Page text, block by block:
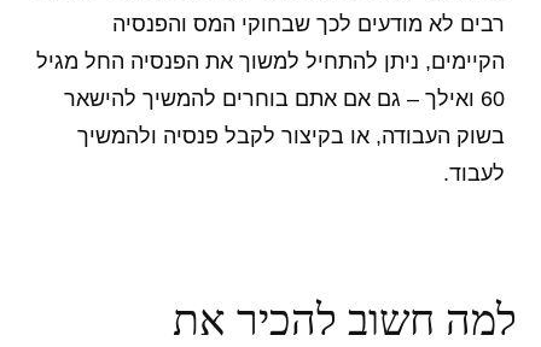
רבים לא מודעים לכך שבחוקי המס והפנסיה
הקיימים, ניתן להתחיל למשוך את הפנסיה החל מגיל
60 ואילך – גם אם אתם בוחרים להמשיך להישאר
בשוק העבודה, או בקיצור לקבל פנסיה ולהמשיך
לעבוד.
למה חשוב להכיר את